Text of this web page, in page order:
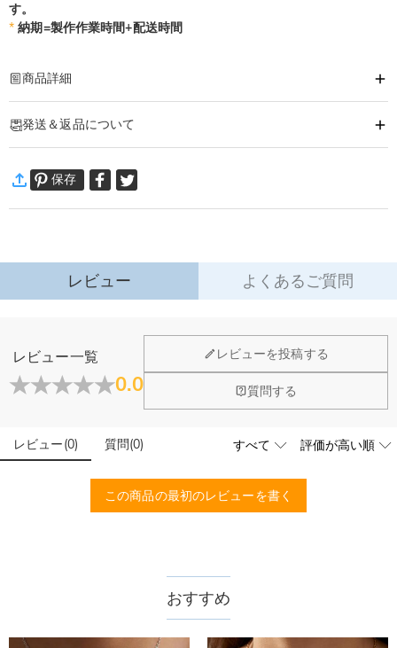
す。
* 納期=製作作業時間+配送時間
商品詳細
こだわり抜いた輝きがひとつ上のクラス感を感じさせ、特別なあなたを演出し
ます。
日常的な装いから特別なイベントまで、あらゆるシーンでのスタイリングに華
を添えます。
ネックレス詳細
発送＆返品について
万一、ご注文商品にご満足いただけない場合は、商品が到着後60日
保存
レビュー よくあるご質問
レビュー一覧
0.0
レビューを投稿する
質問する
レビュー(0) 質問(0)
この商品の最初のレビューを書く
おすすめ